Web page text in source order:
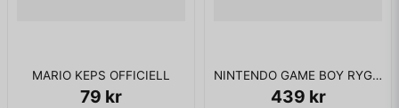
MARIO KEPS OFFICIELL
79 kr
NINTENDO GAME BOY RYGGSÄCK
439 kr